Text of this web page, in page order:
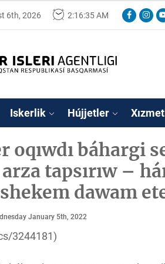
6th, 2026 2:16:35 AM Facebook
jaslar
Iskerlik Hújjetler
oqıwdı báhargi
tapsırıw –
dawam
January 5th, 2022
3244181)